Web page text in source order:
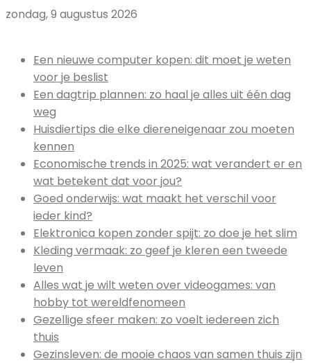
zondag, 9 augustus 2026
Een nieuwe computer kopen: dit moet je weten
voor je beslist
Een dagtrip plannen: zo haal je alles uit één dag
weg
Huisdiertips die elke diereneigenaar zou moeten
kennen
Economische trends in 2025: wat verandert er en
wat betekent dat voor jou?
Goed onderwijs: wat maakt het verschil voor
ieder kind?
Elektronica kopen zonder spijt: zo doe je het slim
Kleding vermaak: zo geef je kleren een tweede
leven
Alles wat je wilt weten over videogames: van
hobby tot wereldfenomeen
Gezellige sfeer maken: zo voelt iedereen zich
thuis
Gezinsleven: de mooie chaos van samen thuis zijn